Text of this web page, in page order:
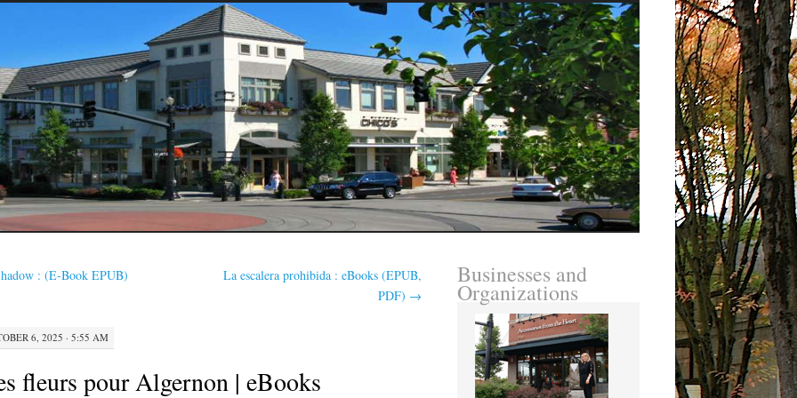
: (E-Book EPUB)
La escalera prohibida : eBooks (EPUB,
PDF) →
6, 2025 · 5:55 AM
fleurs pour Algernon | eBooks
Businesses and
Organizations